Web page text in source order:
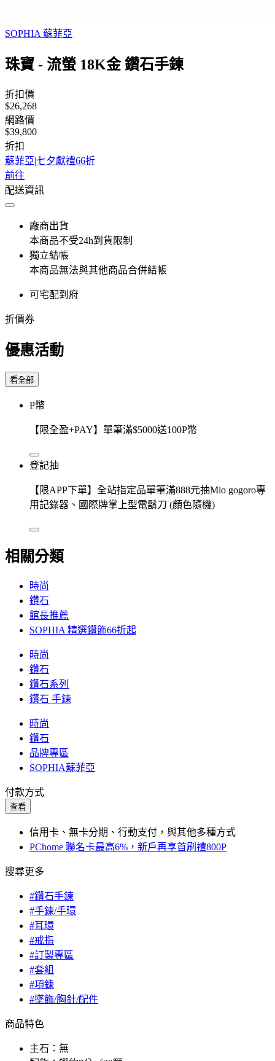
SOPHIA 蘇菲亞
珠寶 - 流螢 18K金 鑽石手鍊
折扣價
$26,268
網路價
$39,800
折扣
蘇菲亞|七夕獻禮66折
前往
配送資訊
廠商出貨
本商品不受24h到貨限制
獨立結帳
本商品無法與其他商品合併結帳
可宅配到府
折價券
優惠活動
看全部
P幣
【限全盈+PAY】單筆滿$5000送100P幣
登記抽
【限APP下單】全站指定品單筆滿888元抽Mio gogoro專
用記錄器、國際牌掌上型電鬍刀 (顏色隨機)
相關分類
時尚
鑽石
館長推薦
SOPHIA 精選鑽飾66折起
時尚
鑽石
鑽石系列
鑽石 手鍊
時尚
鑽石
品牌專區
SOPHIA蘇菲亞
付款方式
查看
信用卡、無卡分期、行動支付，與其他多種方式
PChome 聯名卡最高6%，新戶再享首刷禮800P
搜尋更多
#鑽石手鍊
#手鍊/手環
#耳環
#戒指
#訂製專區
#套組
#項鍊
#墜飾/胸針/配件
商品特色
主石：無